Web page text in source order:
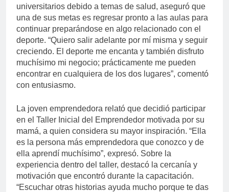
universitarios debido a temas de salud, aseguró que
una de sus metas es regresar pronto a las aulas para
continuar preparándose en algo relacionado con el
deporte. “Quiero salir adelante por mí misma y seguir
creciendo. El deporte me encanta y también disfruto
muchísimo mi negocio; prácticamente me pueden
encontrar en cualquiera de los dos lugares”, comentó
con entusiasmo.
La joven emprendedora relató que decidió participar
en el Taller Inicial del Emprendedor motivada por su
mamá, a quien considera su mayor inspiración. “Ella
es la persona más emprendedora que conozco y de
ella aprendí muchísimo”, expresó. Sobre la
experiencia dentro del taller, destacó la cercanía y
motivación que encontró durante la capacitación.
“Escuchar otras historias ayuda mucho porque te das